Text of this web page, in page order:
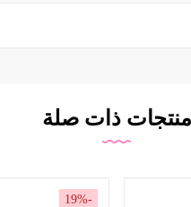
منتجات ذات صلة
-19%